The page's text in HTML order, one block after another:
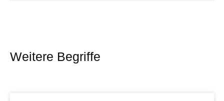
Weitere Begriffe